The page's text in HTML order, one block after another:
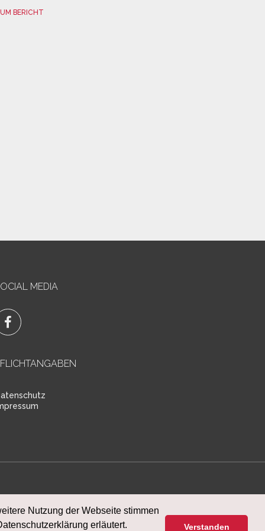
Nutzung der Webseite stimmen
erläutert.
Verstanden
BERICHT
MEDIA